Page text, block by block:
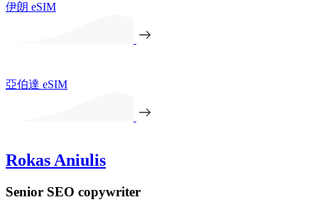
伊朗 eSIM
亞伯達 eSIM
Rokas Aniulis
Senior SEO copywriter